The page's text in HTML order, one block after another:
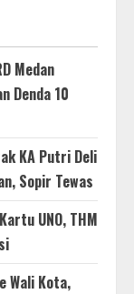
Medan
Denda 10
KA Putri Deli
Sopir Tewas
UNO, THM
Wali Kota,